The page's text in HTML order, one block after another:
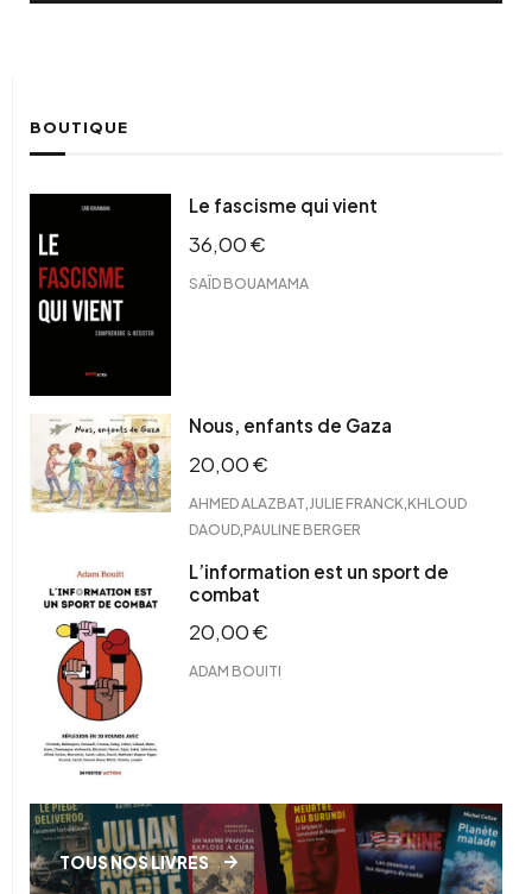
BOUTIQUE
Le fascisme qui vient
36,00€
SAÏD BOUAMAMA
Nous, enfants de Gaza
20,00€
AHMED ALAZBAT JULIE FRANCK KHLOUD
DAOUD PAULINE BERGER
L’information est un sport de
combat
20,00€
ADAM BOUITI
TOUS NOS LIVRES